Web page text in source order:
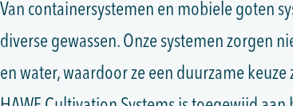
Van containersystemen en mobiele goten
diverse gewassen. Onze systemen zorgen
en water, waardoor ze een duurzame